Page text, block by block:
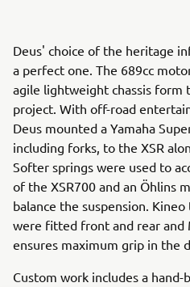
Deus' choice of the heritage
a perfect one. The 689cc
agile lightweight chassis form
project. With off-road
Deus mounted a Yamaha
including forks, to the XSR
Softer springs were used to
of the XSR700 and an Öhlins
balance the suspension.
were fitted front and rear and
ensures maximum grip in the
Custom work includes a